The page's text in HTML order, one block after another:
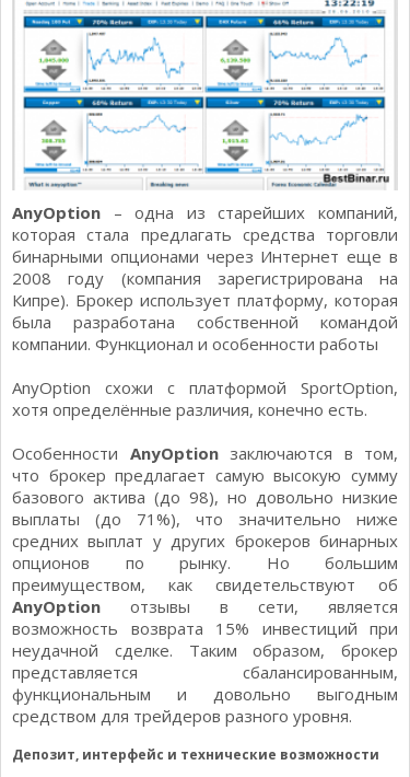
AnyOption – одна из старейших компаний,
которая стала предлагать средства торговли
бинарными опционами через Интернет еще в
2008 году (компания зарегистрирована на
Кипре). Брокер использует платформу, которая
была разработана собственной командой
компании. Функционал и особенности работы
AnyOption схожи с платформой SportOption,
хотя определённые различия, конечно есть.
Особенности AnyOptionзаключаются в том,
что брокер предлагает самую высокую сумму
базового актива (до 98), но довольно низкие
выплаты (до 71%), что значительно ниже
средних выплат у других брокеров бинарных
опционов по рынку. Но большим
преимуществом, как свидетельствуют об
AnyOption отзывы в сети, является
возможность возврата 15% инвестиций при
неудачной сделке. Таким образом, брокер
представляется сбалансированным,
функциональным и довольно выгодным
средством для трейдеров разного уровня.
Депозит, интерфейс и технические возможности